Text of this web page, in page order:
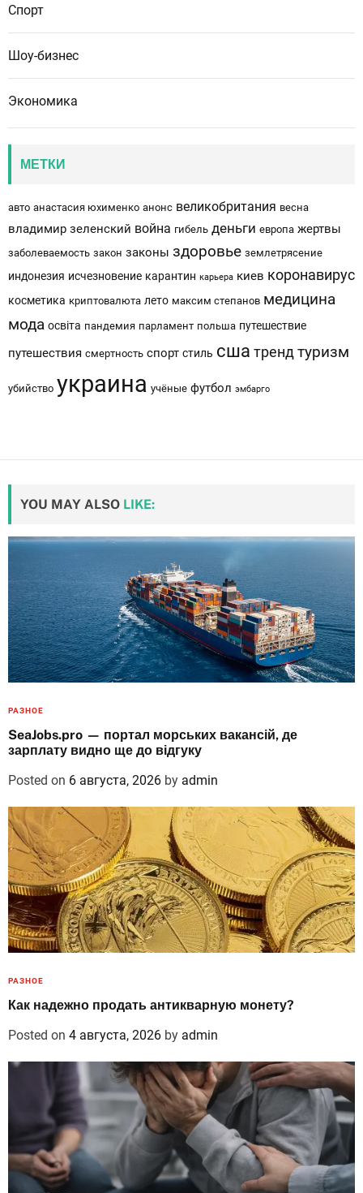
Спорт
Шоу-бизнес
Экономика
МЕТКИ
авто анастасия юхименко анонс великобритания весна
владимир зеленский война гибель деньги европа жертвы
заболеваемость закон законы здоровье землетрясение
индонезия исчезновение карантин карьера киев коронавирус
косметика криптовалюта лето максим степанов медицина
мода освіта пандемия парламент польша путешествие
путешествия смертность спорт стиль сша тренд туризм
убийство украина учёные футбол эмбарго
YOU MAY ALSO LIKE:
РАЗНОЕ
SeaJobs.pro — портал морських вакансій, де
зарплату видно ще до відгуку
Posted on 6 августа, 2026 by admin
РАЗНОЕ
Как надежно продать антикварную монету?
Posted on 4 августа, 2026 by admin